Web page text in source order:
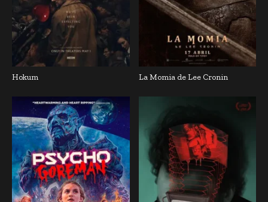
Hokum La Momia de Lee Cronin